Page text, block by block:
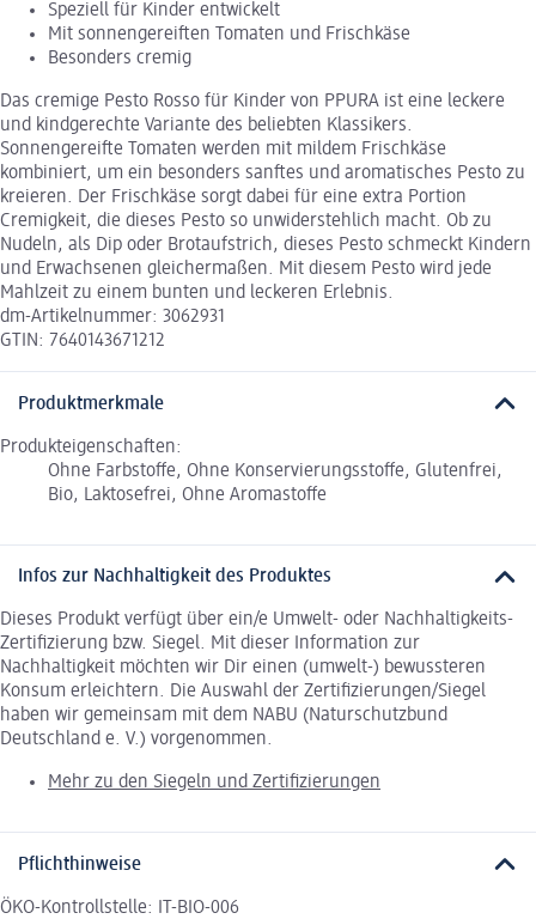
Speziell für Kinder entwickelt
Mit sonnengereiften Tomaten und Frischkäse
Besonders cremig
Das cremige Pesto Rosso für Kinder von PPURA ist eine leckere
und kindgerechte Variante des beliebten Klassikers.
Sonnengereifte Tomaten werden mit mildem Frischkäse
kombiniert, um ein besonders sanftes und aromatisches Pesto zu
kreieren. Der Frischkäse sorgt dabei für eine extra Portion
Cremigkeit, die dieses Pesto so unwiderstehlich macht. Ob zu
Nudeln, als Dip oder Brotaufstrich, dieses Pesto schmeckt Kindern
und Erwachsenen gleichermaßen. Mit diesem Pesto wird jede
Mahlzeit zu einem bunten und leckeren Erlebnis.
dm-Artikelnummer: 3062931
GTIN: 7640143671212
Produktmerkmale
Produkteigenschaften:
Ohne Farbstoffe, Ohne Konservierungsstoffe, Glutenfrei,
Bio, Laktosefrei, Ohne Aromastoffe
Infos zur Nachhaltigkeit des Produktes
Dieses Produkt verfügt über ein/e Umwelt- oder Nachhaltigkeits-
Zertifizierung bzw. Siegel. Mit dieser Information zur
Nachhaltigkeit möchten wir Dir einen (umwelt-) bewussteren
Konsum erleichtern. Die Auswahl der Zertifizierungen/Siegel
haben wir gemeinsam mit dem NABU (Naturschutzbund
Deutschland e. V.) vorgenommen.
Mehr zu den Siegeln und Zertifizierungen
Pflichthinweise
ÖKO-Kontrollstelle: IT-BIO-006